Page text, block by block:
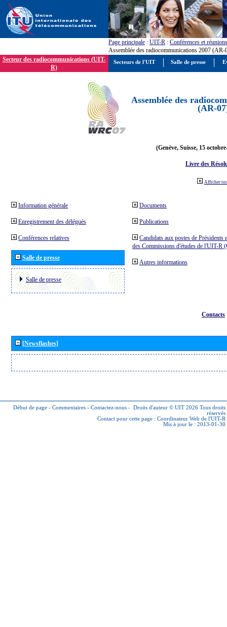
Page principale : UIT-R : Conférences et réunions
Assemblée des radiocommunications 2007 (AR-
Secteur des radiocommunications (UIT-
R)
Assemblée des
(AR-
(Genève, Suisse, 15
Livre des
Afficher
Information générale
Enregistrement des délégués
Conférences relatives
Salle de presse
Salle de presse
Documents
Publications
Candidats aux postes de Présidents
des Commissions d'études de l'UIT-R
Autres informations
Contacts
[Newsflashes]
Début de page - Commentaires - Contactez-nous - Droits d'auteur © UIT 2026 Tous droits
réservés
Contact pour cette page : Coordinateur Web de l'UIT-R
Mis à jour le : 2013-01-30
Secteurs de l'UIT Salle de presse